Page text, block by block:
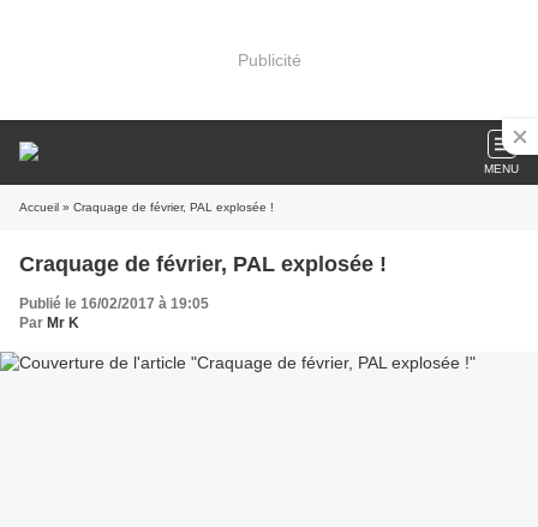
Publicité
MENU
Accueil » Craquage de février, PAL explosée !
Craquage de février, PAL explosée !
Publié le 16/02/2017 à 19:05
Par Mr K